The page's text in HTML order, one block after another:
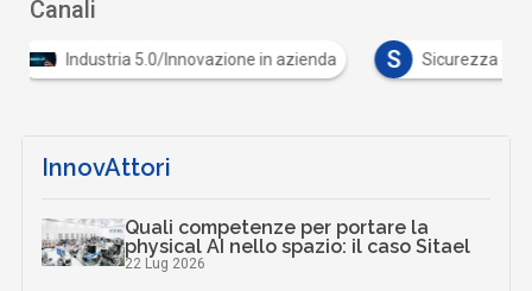
Canali
Industria 5.0/Innovazione in azienda S Sicurezza
InnovAttori
Quali competenze per portare la
physical AI nello spazio: il caso Sitael
22 Lug 2026